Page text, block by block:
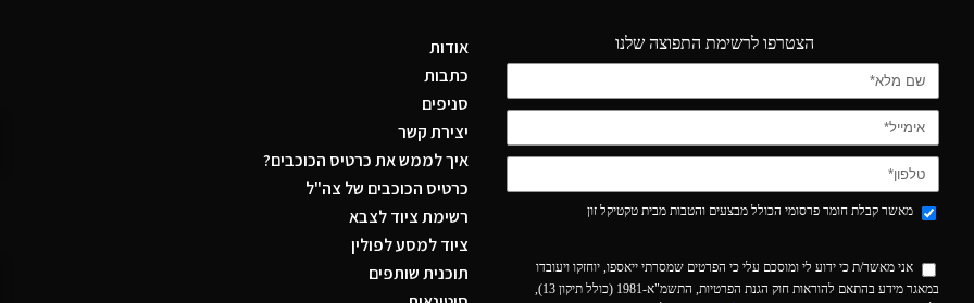
הצטרפו לרשימת התפוצה שלנו
מאשר קבלת חומר פרסומי הכולל מבצעים והטבות מבית טקטיקל זון
אני מאשר/ת כי ידוע לי ומוסכם עלי כי הפרטים שמסרתי ייאספו, יוחזקו ויעובדו
במאגר מידע בהתאם להוראות חוק הגנת הפרטיות, התשמ"א-1981 (כולל תיקון 13),
אודות
כתבות
סניפים
יצירת קשר
איך לממש את כרטיס הכוכבים?
כרטיס הכוכבים של צה"ל
רשימת ציוד לצבא
ציוד למסע לפולין
תוכנית שותפים